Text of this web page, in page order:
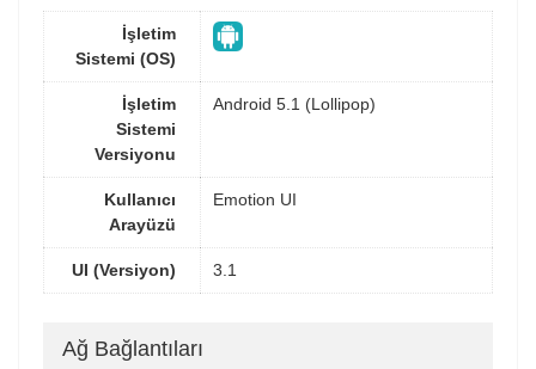
İşletim
Sistemi (OS)
İşletim
Sistemi
Versiyonu
Android 5.1 (Lollipop)
Kullanıcı
Arayüzü
Emotion UI
UI (Versiyon) 3.1
Ağ Bağlantıları